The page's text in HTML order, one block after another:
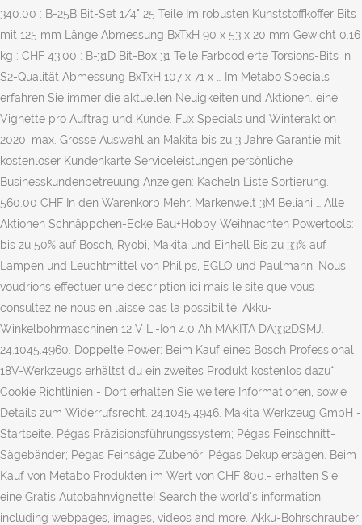
340.00 : B-25B Bit-Set 1/4" 25 Teile Im robusten Kunststoffkoffer Bits
mit 125 mm Länge Abmessung BxTxH 90 x 53 x 20 mm Gewicht 0.16
kg : CHF 43.00 : B-31D Bit-Box 31 Teile Farbcodierte Torsions-Bits in
S2-Qualität Abmessung BxTxH 107 x 71 x … Im Metabo Specials
erfahren Sie immer die aktuellen Neuigkeiten und Aktionen. eine
Vignette pro Auftrag und Kunde. Fux Specials und Winteraktion
2020, max. Grosse Auswahl an Makita bis zu 3 Jahre Garantie mit
kostenloser Kundenkarte Serviceleistungen persönliche
Businesskundenbetreuung Anzeigen: Kacheln Liste Sortierung.
560.00 CHF In den Warenkorb Mehr. Markenwelt 3M Beliani … Alle
Aktionen Schnäppchen-Ecke Bau+Hobby Weihnachten Powertools:
bis zu 50% auf Bosch, Ryobi, Makita und Einhell Bis zu 33% auf
Lampen und Leuchtmittel von Philips, EGLO und Paulmann. Nous
voudrions effectuer une description ici mais le site que vous
consultez ne nous en laisse pas la possibilité. Akku-
Winkelbohrmaschinen 12 V Li-Ion 4.0 Ah MAKITA DA332DSMJ.
24.1045.4960. Doppelte Power: Beim Kauf eines Bosch Professional
18V-Werkzeugs erhältst du ein zweites Produkt kostenlos dazu*
Cookie Richtlinien - Dort erhalten Sie weitere Informationen, sowie
Details zum Widerrufsrecht. 24.1045.4946. Makita Werkzeug GmbH -
Startseite. Pégas Präzisionsführungssystem; Pégas Feinschnitt-
Sägebänder; Pégas Feinsäge Zubehör; Pégas Dekupiersägen. Beim
Kauf von Metabo Produkten im Wert von CHF 800.- erhalten Sie
eine Gratis Autobahnvignette! Search the world's information,
including webpages, images, videos and more. Akku-Bohrschrauber